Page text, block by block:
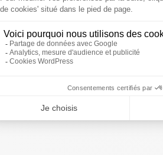
2026 : Ceuta, faut-il exclure
climatique doit-il être la priorité